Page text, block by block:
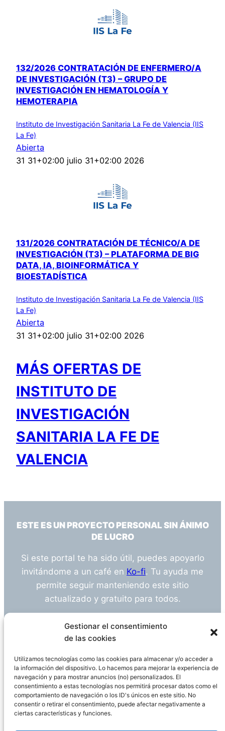
Gestionar el consentimiento
de las cookies
Utilizamos tecnologías como las cookies para almacenar y/o acceder a
la información del dispositivo. Lo hacemos para mejorar la experiencia de
navegación y para mostrar anuncios (no) personalizados. El
consentimiento a estas tecnologías nos permitirá procesar datos como el
comportamiento de navegación o los ID's únicos en este sitio. No
consentir o retirar el consentimiento, puede afectar negativamente a
ciertas características y funciones.
132/2026 CONTRATACIÓN DE ENFERMERO/A
DE INVESTIGACIÓN (T3) – GRUPO DE
INVESTIGACIÓN EN HEMATOLOGÍA Y
HEMOTERAPIA
Instituto de Investigación Sanitaria La Fe de Valencia (IIS
La Fe)
Abierta
31 31+02:00 julio 31+02:00 2026
131/2026 CONTRATACIÓN DE TÉCNICO/A DE
INVESTIGACIÓN (T3) – PLATAFORMA DE BIG
DATA, IA, BIOINFORMÁTICA Y
BIOESTADÍSTICA
Instituto de Investigación Sanitaria La Fe de Valencia (IIS
La Fe)
Abierta
31 31+02:00 julio 31+02:00 2026
MÁS OFERTAS DE
INSTITUTO DE
INVESTIGACIÓN
SANITARIA LA FE DE
VALENCIA
ESTE ES UN PROYECTO PERSONAL SIN ÁNIMO
DE LUCRO
Si este portal te ha sido útil, puedes apoyarlo
invitándome a un café en Ko-fi. Tu ayuda me
permite seguir manteniendo este sitio
actualizado y gratuito para todos.
¿Tienes alguna duda o sugerencia? Escríbeme
info@empleosanitarioinvestigacion.es
Descargo de Responsabilidad
Declaración de Privacidad Política de cookies